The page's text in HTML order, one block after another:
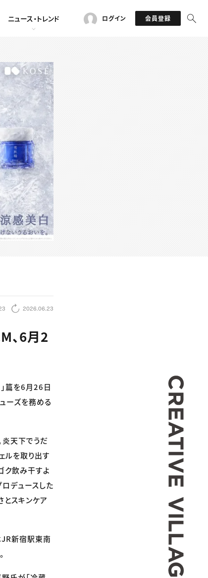
ニュース・トレンド ログイン 会員登録
2026.06.23
、6月2
篇を6月26日
ーズを務める
天下でうだ
ルを取り出す
ク飲み干すよ
デュースした
とスキンケア
JR新宿駅東南